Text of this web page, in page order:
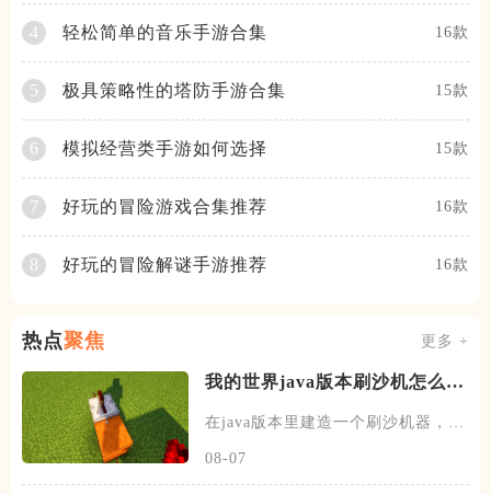
4 轻松简单的音乐手游合集 16款
5 极具策略性的塔防手游合集 15款
6 模拟经营类手游如何选择 15款
7 好玩的冒险游戏合集推荐 16款
8 好玩的冒险解谜手游推荐 16款
热点聚焦 更多 +
我的世界java版本刷沙机怎么建
在java版本里建造一个刷沙机器，首
08-07